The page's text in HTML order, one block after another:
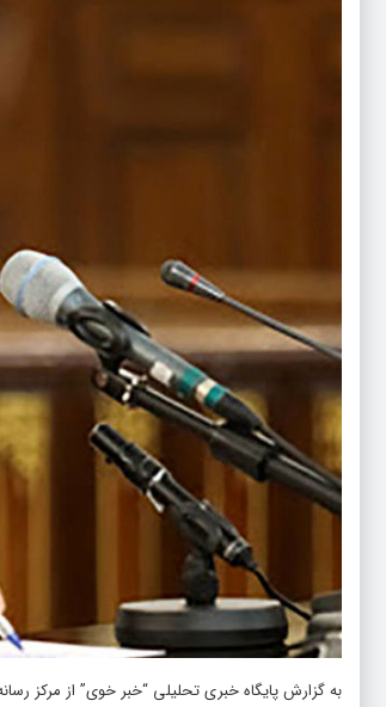
به گزارش پایگاه خبری تحلیلی “خبر خوی” از مرکز